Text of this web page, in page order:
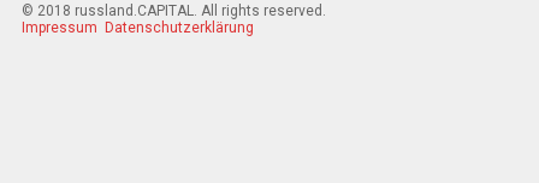
© 2018 russland.CAPITAL. All rights reserved.
Impressum Datenschutzerklärung